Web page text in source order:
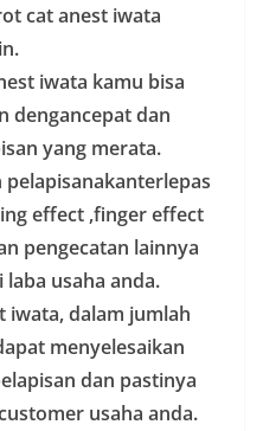
cat anest iwata
iwata kamu bisa
dengancepat dan
yang merata.
pelapisanakanterlepas
effect ,finger effect
pengecatan lainnya
usaha anda.
iwata, dalam jumlah
menyelesaikan
dan pastinya
usaha anda.